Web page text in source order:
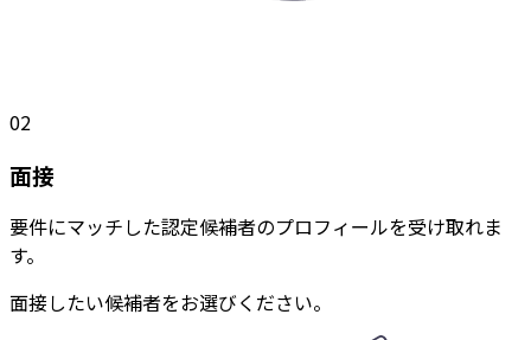
02
面接
要件にマッチした認定候補者のプロフィールを受け取れま
す。
面接したい候補者をお選びください。